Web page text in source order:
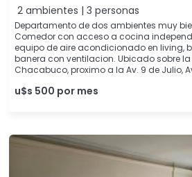
2 ambientes | 3 personas
Departamento de dos ambientes muy
Comedor con acceso a cocina
equipo de aire acondicionado en living,
banera con ventilacion. Ubicado sobre la
Chacabuco, proximo a
u$s 500 por mes